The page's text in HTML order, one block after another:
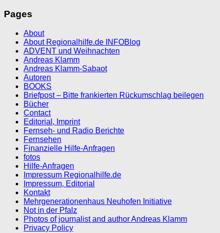
Pages
About
About Regionalhilfe.de INFOBlog
ADVENT und Weihnachten
Andreas Klamm
Andreas Klamm-Sabaot
Autoren
BOOKS
Briefpost – Bitte frankierten Rückumschlag beilegen
Bücher
Contact
Editorial, Imprint
Fernseh- und Radio Berichte
Fernsehen
Finanzielle Hilfe-Anfragen
fotos
Hilfe-Anfragen
Impressum Regionalhilfe.de
Impressum, Editorial
Kontakt
Mehrgenerationenhaus Neuhofen Initiative
Not in der Pfalz
Photos of journalist and author Andreas Klamm
Privacy Policy